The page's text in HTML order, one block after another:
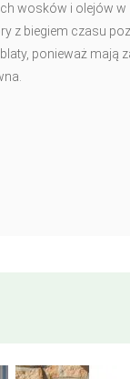
wosków i olejów w
z biegiem czasu
ponieważ mają